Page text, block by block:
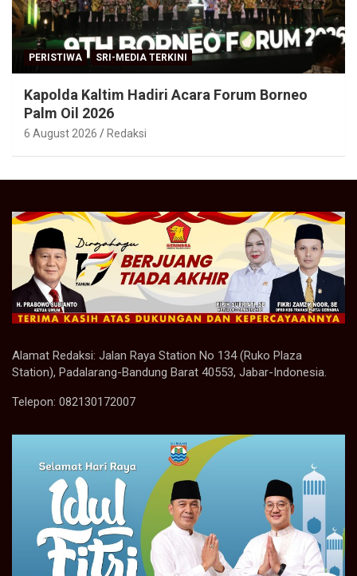
PERISTIWA SRI-MEDIA TERKINI
Kapolda Kaltim Hadiri Acara Forum Borneo
Palm Oil 2026
6 August 2026 Redaksi
Alamat Redaksi: Jalan Raya Station No 134 (Ruko Plaza
Station), Padalarang-Bandung Barat 40553, Jabar-Indonesia.
Telepon: 082130172007